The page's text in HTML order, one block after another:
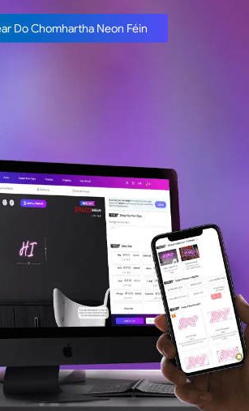
Do Chomhartha Neon Féin